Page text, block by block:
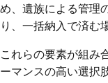
め、遺族による管理
り、一括納入で済む
これらの要素が組み
ーマンスの高い選択